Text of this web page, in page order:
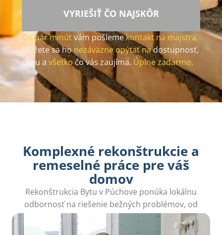
VYRIEŠIŤ ČO NAJSKÔR
Do pár minútvám pošlemekontakt na majstra.
Môžete sa honezáväzne opýtať nadostupnosť,
cenu a všetkočo vás zaujíma. Úplne zadarmo.
Komplexné rekonštrukcie a
remeselné práce pre váš
domov
Rekonštrukcia Bytu v Púchove ponúka lokálnu
odbornosť na riešenie bežných problémov, od
obnovy kúpeľní po montáž sadrokartónu.